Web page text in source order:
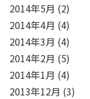
2014年5月 (2)
2014年4月 (4)
2014年3月 (4)
2014年2月 (5)
2014年1月 (4)
2013年12月 (3)